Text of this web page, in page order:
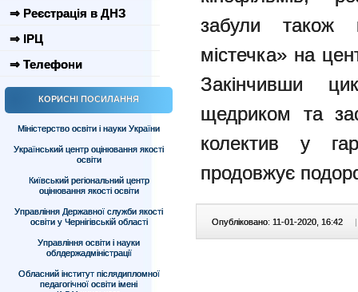
⇒ Реєстрація в ДНЗ
⇒ ІРЦ
⇒ Телефони
КОРИСНІ ПОСИЛАННЯ
Міністерство освіти і науки України
Український центр оцінювання якості
освіти
Київський регіональний центр
оцінювання якості освіти
Управління Державної служби якості
освіти у Чернігівській області
Управління освіти і науки
облдержадміністрації
Обласний інститут післядипломної
педагогічної освіти імені
забули також
містечка» на
Закінчивши
щедриком та
колектив у
продовжує
Опубліковано: 11-01-2020, 16:42 |